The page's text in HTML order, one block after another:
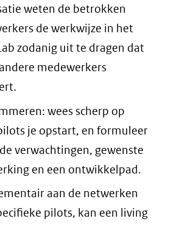
weten de betrokken
de werkwijze in het
zodanig uit te dragen dat
medewerkers
wees scherp op
je opstart, en formuleer
verwachtingen, gewenste
en een ontwikkelpad.
aan de netwerken
pilots, kan een living